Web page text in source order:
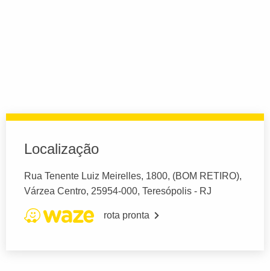
Localização
Rua Tenente Luiz Meirelles, 1800, (BOM RETIRO),
Várzea Centro, 25954-000, Teresópolis - RJ
rota pronta